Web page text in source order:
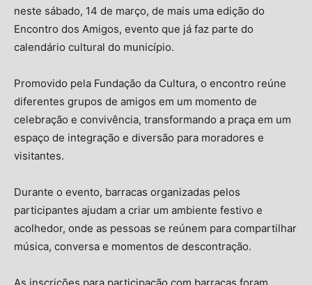
neste sábado, 14 de março, de mais uma edição do
Encontro dos Amigos, evento que já faz parte do
calendário cultural do município.
Promovido pela Fundação da Cultura, o encontro reúne
diferentes grupos de amigos em um momento de
celebração e convivência, transformando a praça em um
espaço de integração e diversão para moradores e
visitantes.
Durante o evento, barracas organizadas pelos
participantes ajudam a criar um ambiente festivo e
acolhedor, onde as pessoas se reúnem para compartilhar
música, conversa e momentos de descontração.